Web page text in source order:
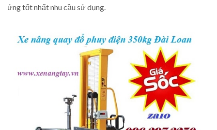
ứng tốt nhất nhu cầu sử dụng.